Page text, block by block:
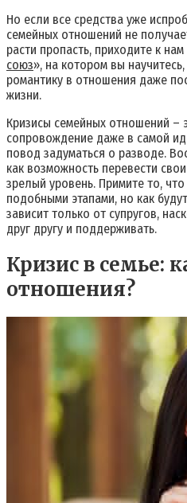
Но если все средства уже
семейных отношений не
расти пропасть, приходите к
союз», на котором вы
романтику в отношения даже
жизни.
Кризисы семейных отношений –
сопровождение даже в самой
повод задуматься о разводе.
как возможность перевести
зрелый уровень. Примите то,
подобными этапами, но как
зависит только от супругов,
друг другу и поддерживать.
Кризис в семье:
отношения?